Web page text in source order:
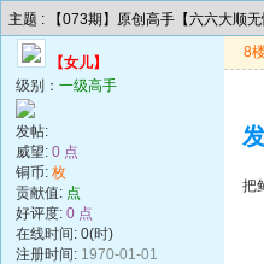
主题 : 【073期】原创高手【六六大顺
【女儿】
级别： 一级高手
发帖:
威望: 0 点
铜币: 枚
贡献值: 点
好评度: 0 点
在线时间: 0(时)
注册时间: 1970-01-01
8
把